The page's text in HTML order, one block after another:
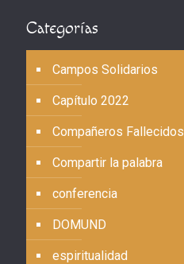
Categorías
Campos Solidarios
Capítulo 2022
Compañeros Fallecidos
Compartir la palabra
conferencia
DOMUND
espiritualidad